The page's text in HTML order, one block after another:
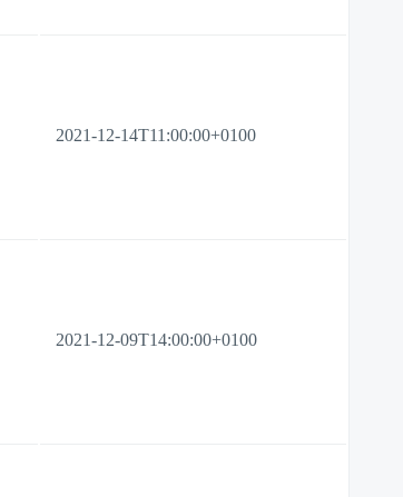
2021-12-14T11:00:00+0100
2021-12-09T14:00:00+0100